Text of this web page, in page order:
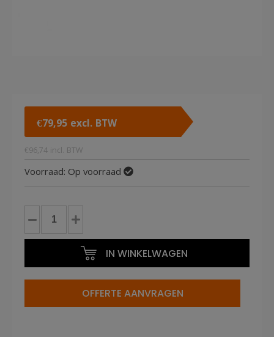
€79,95 excl. BTW
€ 96,74 incl. BTW
Voorraad: Op voorraad
Coilnagels
gegalvaniseerd
(12.600st)
IN WINKELWAGEN
OFFERTE AANVRAGEN